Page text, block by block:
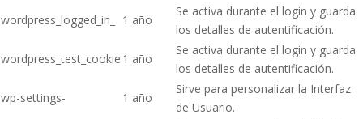
wordpress_logged_in_
1 año
Se activa durante el login y guarda
los detalles de autentificación.
wordpress_test_cookie 1 año
Se activa durante el login y guarda
los detalles de autentificación.
wp-settings-
1 año
Sirve para personalizar la Interfaz
de Usuario.